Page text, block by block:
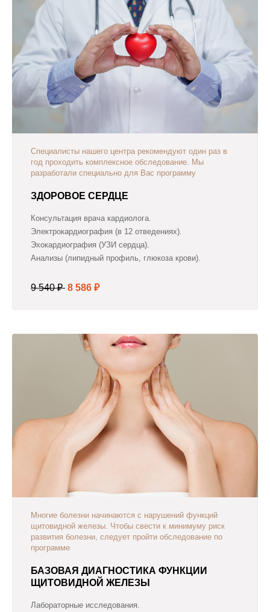
Специалисты нашего центра рекомендуют один раз в
год проходить комплексное обследование. Мы
разработали специально для Вас программу
ЗДОРОВОЕ СЕРДЦЕ
Консультация врача кардиолога.
Электрокардиография (в 12 отведениях).
Эхокардиография (УЗИ сердца).
Анализы (липидный профиль, глюкоза крови).
9 540 ₽ 8 586 ₽
Многие болезни начинаются с нарушений функций
щитовидной железы. Чтобы свести к минимуму риск
развития болезни, следует пройти обследование по
программе
БАЗОВАЯ ДИАГНОСТИКА ФУНКЦИИ
ЩИТОВИДНОЙ ЖЕЛЕЗЫ
Лабораторные исследования.